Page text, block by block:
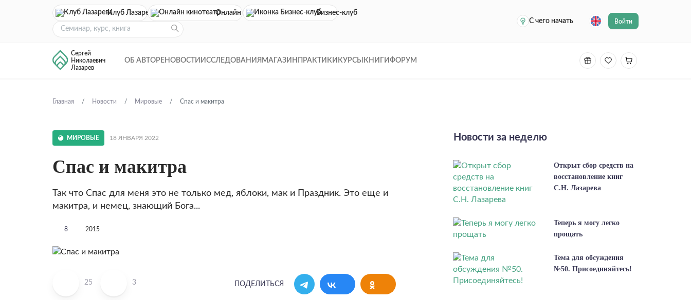
Клуб Лазарева Онлайн кинотеатр
Бизнес-клуб
С чего начать
Войти
Сергей
Николаевич
Лазарев
ОБ АВТОРЕ НОВОСТИ ИССЛЕДОВАНИЯ МАГАЗИН ПРАКТИКИ КУРСЫ КНИГИ ФОРУМ
Главная Новости Мировые Спас и макитра
МИРОВЫЕ 18 ЯНВАРЯ 2022
Спас и макитра
Так что Спас для меня это не только мед, яблоки, мак и Праздник. Это еще и
макитра, и немец, знающий Бога...
8 2015
25 3 ПОДЕЛИТЬСЯ
Новости за неделю
Открыт сбор средств на
восстановление книг
С.Н. Лазарева
Теперь я могу легко
прощать
Тема для обсуждения
№50. Присоединяйтесь!